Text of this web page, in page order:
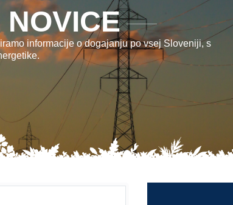
informacije o dogajanju po vsej Sloveniji, s